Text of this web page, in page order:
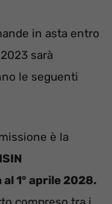
in asta entro
sarà
le seguenti
è la
1° aprile 2028.